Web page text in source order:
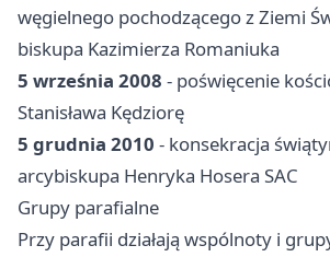
węgielnego pochodzącego z Ziemi
biskupa Kazimierza Romaniuka
5 września 2008 - poświęcenie
Stanisława Kędziorę
5 grudnia 2010 - konsekracja
arcybiskupa Henryka Hosera SAC
Grupy parafialne
Przy parafii działają wspólnoty i